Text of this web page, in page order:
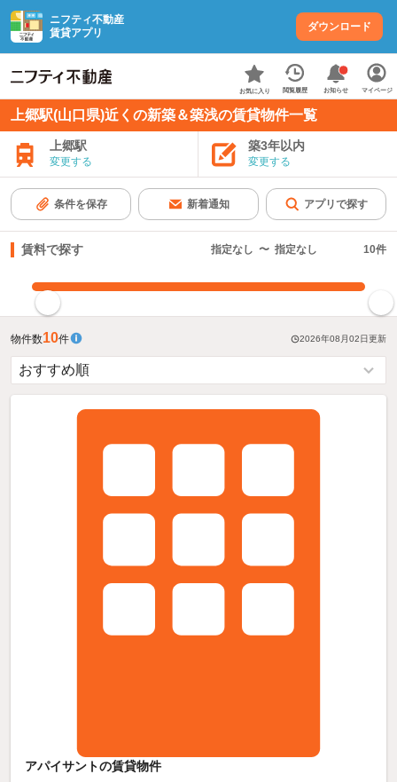
ニフティ不動産
賃貸アプリ
ダウンロード
お気に入り 閲覧履歴 お知らせ マイページ
上郷駅(山口県)近くの新築＆築浅の賃貸物件一覧
上郷駅
変更する
築3年以内
変更する
条件を保存 新着通知 アプリで探す
賃料で探す 指定なし 〜 指定なし 10件
物件数10件 2026年08月02日更新
アパイサントの賃貸物件